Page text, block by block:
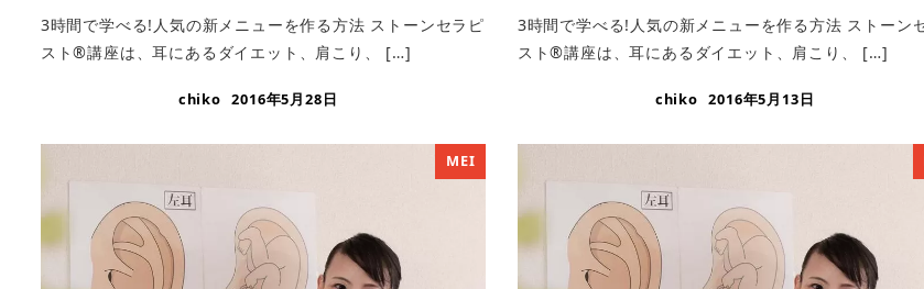
3時間で学べる!人気の新メニューを作る方法 ストーンセラピ
スト®講座は、耳にあるダイエット、肩こり、 […]
chiko 2016年5月28日
3時間で学べる!人気の新メニューを作る方法 ストーン
スト®講座は、耳にあるダイエット、肩こり、 […]
chiko 2016年5月13日
MEI